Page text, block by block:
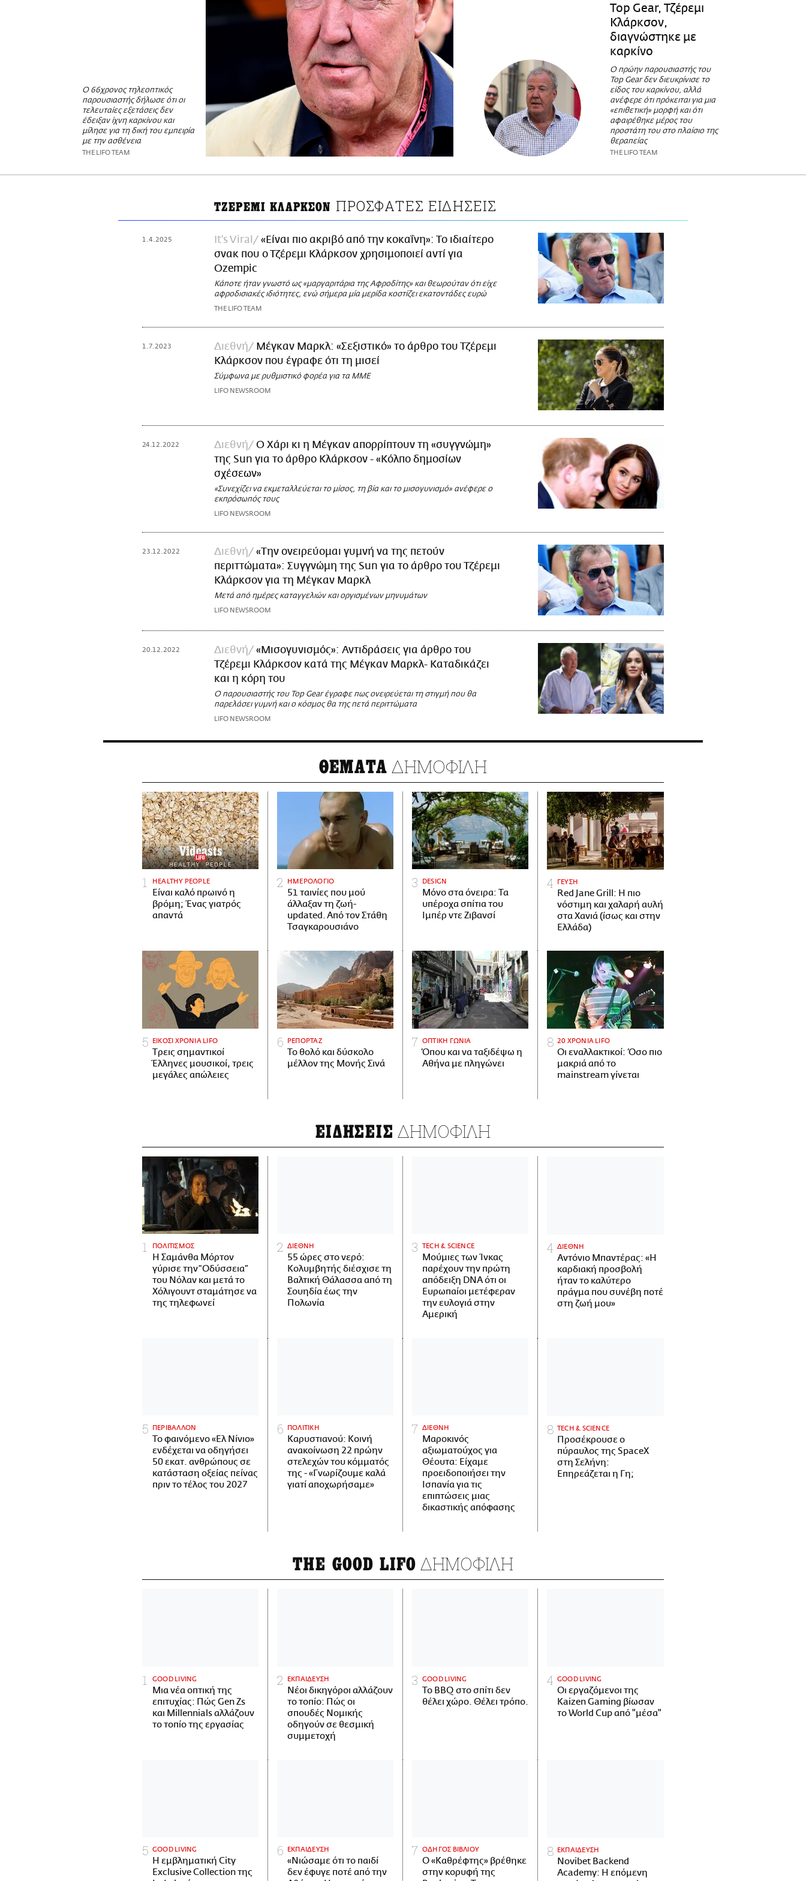
Ο 66χρονος τηλεοπτικός
παρουσιαστής δήλωσε ότι οι
τελευταίες εξετάσεις δεν
έδειξαν ίχνη καρκίνου και
μίλησε για τη δική του εμπειρία
με την ασθένεια
THE LIFO TEAM
Top Gear, Τζέρεμι
Κλάρκσον,
διαγνώστηκε με
καρκίνο
Ο πρώην παρουσιαστής του
Top Gear δεν διευκρίνισε το
είδος του καρκίνου, αλλά
ανέφερε ότι πρόκειται για μια
«επιθετική» μορφή και ότι
αφαιρέθηκε μέρος του
προστάτη του στο πλαίσιο της
θεραπείας
THE LIFO TEAM
ΤΖΕΡΕΜΙ ΚΛΑΡΚΣΟΝ ΠΡΟΣΦΑΤΕΣ ΕΙΔΗΣΕΙΣ
1.4.2025 It's Viral
«Είναι πιο ακριβό από την κοκαΐνη»: Το ιδιαίτερο
σνακ που ο Τζέρεμι Κλάρκσον χρησιμοποιεί αντί για
Ozempic
Κάποτε ήταν γνωστό ως «μαργαριτάρια της Αφροδίτης» και θεωρούταν ότι είχε
αφροδισιακές ιδιότητες, ενώ σήμερα μία μερίδα κοστίζει εκατοντάδες ευρώ
THE LIFO TEAM
1.7.2023 Διεθνή
Μέγκαν Μαρκλ: «Σεξιστικό» το άρθρο του Τζέρεμι
Κλάρκσον που έγραφε ότι τη μισεί
Σύμφωνα με ρυθμιστικό φορέα για τα ΜΜΕ
LIFO NEWSROOM
24.12.2022 Διεθνή
Ο Χάρι κι η Μέγκαν απορρίπτουν τη «συγγνώμη»
της Sun για το άρθρο Κλάρκσον - «Κόλπο δημοσίων
σχέσεων»
«Συνεχίζει να εκμεταλλεύεται το μίσος, τη βία και το μισογυνισμό» ανέφερε ο
εκπρόσωπός τους
LIFO NEWSROOM
23.12.2022 Διεθνή
«Την ονειρεύομαι γυμνή να της πετούν
περιττώματα»: Συγγνώμη της Sun για το άρθρο του Τζέρεμι
Κλάρκσον για τη Μέγκαν Μαρκλ
Μετά από ημέρες καταγγελιών και οργισμένων μηνυμάτων
LIFO NEWSROOM
20.12.2022 Διεθνή
«Μισογυνισμός»: Αντιδράσεις για άρθρο του
Τζέρεμι Κλάρκσον κατά της Μέγκαν Μαρκλ- Καταδικάζει
και η κόρη του
Ο παρουσιαστής του Top Gear έγραφε πως ονειρεύεται τη στιγμή που θα
παρελάσει γυμνή και ο κόσμος θα της πετά περιττώματα
LIFO NEWSROOM
ΘΕΜΑΤΑ ΔΗΜΟΦΙΛΗ
HEALTHY PEOPLE
Είναι καλό πρωινό η
βρόμη; Ένας γιατρός
απαντά
ΗΜΕΡΟΛΟΓΙΟ
51 ταινίες που μού
άλλαξαν τη ζωή-
updated. Aπό τον Στάθη
Τσαγκαρουσιάνο
DESIGN
Μόνο στα όνειρα: Τα
υπέροχα σπίτια του
Ιμπέρ ντε Ζιβανσί
ΓΕΥΣΗ
Red Jane Grill: Η πιο
νόστιμη και χαλαρή αυλή
στα Χανιά (ίσως και στην
Ελλάδα)
ΕΙΚΟΣΙ ΧΡΟΝΙΑ LIFO
Tρεις σημαντικοί
Έλληνες μουσικοί, τρεις
μεγάλες απώλειες
ΡΕΠΟΡΤΑΖ
Το θολό και δύσκολο
μέλλον της Μονής Σινά
ΟΠΤΙΚΗ ΓΩΝΙΑ
Όπου και να ταξιδέψω η
Αθήνα με πληγώνει
20 ΧΡΟΝΙΑ LIFO
Οι εναλλακτικοί: Όσο πιο
μακριά από το
mainstream γίνεται
ΕΙΔΗΣΕΙΣ ΔΗΜΟΦΙΛΗ
ΠΟΛΙΤΙΣΜΟΣ
Η Σαμάνθα Μόρτον
γύρισε την “Οδύσσεια”
του Νόλαν και μετά το
Χόλιγουντ σταμάτησε να
της τηλεφωνεί
ΔΙΕΘΝΗ
55 ώρες στο νερό:
Κολυμβητής διέσχισε τη
Βαλτική Θάλασσα από τη
Σουηδία έως την
Πολωνία
ΤECH & SCIENCE
Μούμιες των Ίνκας
παρέχουν την πρώτη
απόδειξη DNA ότι οι
Ευρωπαίοι μετέφεραν
την ευλογιά στην
Αμερική
ΔΙΕΘΝΗ
Αντόνιο Μπαντέρας: «Η
καρδιακή προσβολή
ήταν το καλύτερο
πράγμα που συνέβη ποτέ
στη ζωή μου»
ΠΕΡΙΒΑΛΛΟΝ
Το φαινόμενο «Ελ Νίνιο»
ενδέχεται να οδηγήσει
50 εκατ. ανθρώπους σε
κατάσταση οξείας πείνας
πριν το τέλος του 2027
ΠΟΛΙΤΙΚΗ
Καρυστιανού: Κοινή
ανακοίνωση 22 πρώην
στελεχών του κόμματός
της - «Γνωρίζουμε καλά
γιατί αποχωρήσαμε»
ΔΙΕΘΝΗ
Μαροκινός
αξιωματούχος για
Θέουτα: Είχαμε
προειδοποιήσει την
Ισπανία για τις
επιπτώσεις μιας
δικαστικής απόφασης
ΤECH & SCIENCE
Προσέκρουσε ο
πύραυλος της SpaceX
στη Σελήνη:
Επηρεάζεται η Γη;
THE GOOD LIFO ΔΗΜΟΦΙΛΗ
GOOD LIVING
Μια νέα οπτική της
επιτυχίας: Πώς Gen Zs
και Millennials αλλάζουν
το τοπίο της εργασίας
ΕΚΠΑΙΔΕΥΣΗ
Νέοι δικηγόροι αλλάζουν
το τοπίο: Πώς οι
σπουδές Νομικής
οδηγούν σε θεσμική
συμμετοχή
GOOD LIVING
Το BBQ στο σπίτι δεν
θέλει χώρο. Θέλει τρόπο.
GOOD LIVING
Οι εργαζόμενοι της
Kaizen Gaming βίωσαν
το World Cup από "μέσα"
GOOD LIVING
Η εμβληματική City
Exclusive Collection της
ΕΚΠΑΙΔΕΥΣΗ
«Νιώσαμε ότι το παιδί
δεν έφυγε ποτέ από την
ΟΔΗΓΟΣ ΒΙΒΛΙΟΥ
Ο «Καθρέφτης» βρέθηκε
στην κορυφή της
ΕΚΠΑΙΔΕΥΣΗ
Novibet Backend
Academy: Η επόμενη